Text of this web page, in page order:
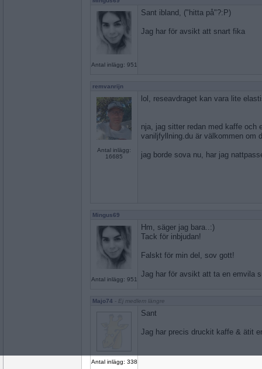
Antal inlägg: 951
Sant ibland, ("hitta på"?:P)
Jag har för avsikt att snart fika
remvanrijn
Antal inlägg:
16685
lol, reseavdraget kan vara lite
nja, jag sitter redan med kaffe och
vaniljfyllning.du är välkommen om
jag borde sova nu, har jag
Mingus69
Antal inlägg: 951
Hm, säger jag bara..:)
Tack för inbjudan!
Falskt för min del, sov gott!
Jag har för avsikt att ta en emvila
Majo74 - Ej medlem längre
Antal inlägg: 338
Sant
Jag har precis druckit kaffe & ätit